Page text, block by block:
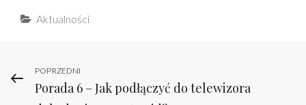
Categories
Aktualności
Nawigacja
wpisu
Previous
Post
POPRZEDNI
Porada 6 – Jak podłączyć do telewizora